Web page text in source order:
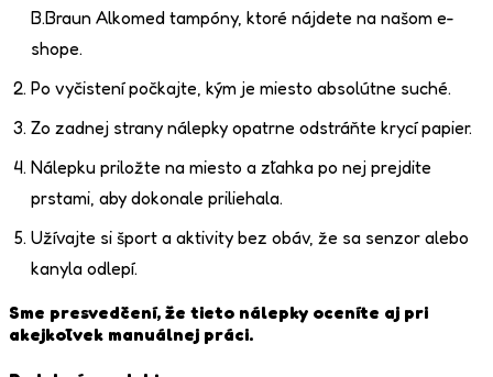
B.Braun Alkomed tampóny, ktoré nájdete na našom e-
shope.
Po vyčistení počkajte, kým je miesto absolútne suché.
Zo zadnej strany nálepky opatrne odstráňte krycí papier.
Nálepku priložte na miesto a zľahka po nej prejdite
prstami, aby dokonale priliehala.
Užívajte si šport a aktivity bez obáv, že sa senzor alebo
kanyla odlepí.
Sme presvedčení, že tieto nálepky oceníte aj pri
akejkoľvek manuálnej práci.